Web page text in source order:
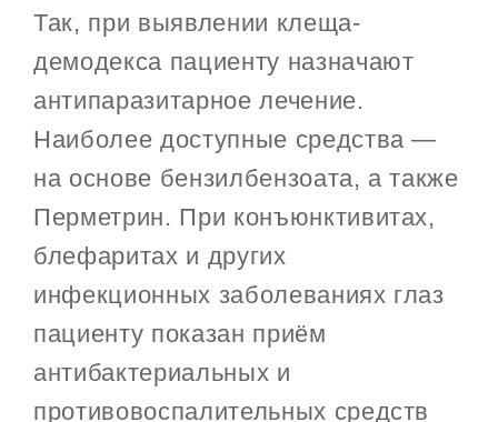
Так, при выявлении клеща-
демодекса пациенту назначают
антипаразитарное лечение.
Наиболее доступные средства —
на основе бензилбензоата, а также
Перметрин. При конъюнктивитах,
блефаритах и других
инфекционных заболеваниях глаз
пациенту показан приём
антибактериальных и
противовоспалительных средств